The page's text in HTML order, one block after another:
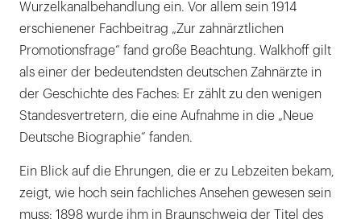
Wurzelkanalbehandlung ein. Vor allem sein 1914
erschienener Fachbeitrag „Zur zahnärztlichen
Promotionsfrage“ fand große Beachtung. Walkhoff gilt
als einer der bedeutendsten deutschen Zahnärzte in
der Geschichte des Faches: Er zählt zu den wenigen
Standesvertretern, die eine Aufnahme in die „Neue
Deutsche Biographie“ fanden.
Ein Blick auf die Ehrungen, die er zu Lebzeiten bekam,
zeigt, wie hoch sein fachliches Ansehen gewesen sein
muss: 1898 wurde ihm in Braunschweig der Titel des